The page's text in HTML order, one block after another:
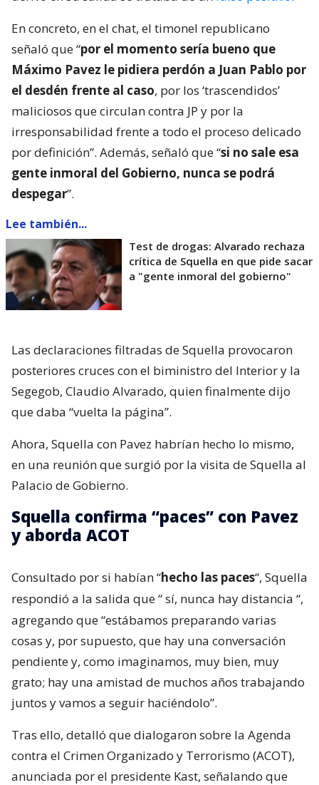
En concreto, en el chat, el timonel republicano
señaló que “por el momento sería bueno que
Máximo Pavez le pidiera perdón a Juan Pablo por
el desdén frente al caso, por los ‘trascendidos’
maliciosos que circulan contra JP y por la
irresponsabilidad frente a todo el proceso delicado
por definición”. Además, señaló que “si no sale esa
gente inmoral del Gobierno, nunca se podrá
despegar”.
Lee también...
Test de drogas: Alvarado rechaza
crítica de Squella en que pide sacar
a "gente inmoral del gobierno"
Las declaraciones filtradas de Squella provocaron
posteriores cruces con el biministro del Interior y la
Segegob, Claudio Alvarado, quien finalmente dijo
que daba “vuelta la página”.
Ahora, Squella con Pavez habrían hecho lo mismo,
en una reunión que surgió por la visita de Squella al
Palacio de Gobierno.
Squella confirma “paces” con Pavez
y aborda ACOT
Consultado por si habían “hecho las paces“, Squella
respondió a la salida que “sí, nunca hay distancia “,
agregando que “estábamos preparando varias
cosas y, por supuesto, que hay una conversación
pendiente y, como imaginamos, muy bien, muy
grato; hay una amistad de muchos años trabajando
juntos y vamos a seguir haciéndolo”.
Tras ello, detalló que dialogaron sobre la Agenda
contra el Crimen Organizado y Terrorismo (ACOT),
anunciada por el presidente Kast, señalando que